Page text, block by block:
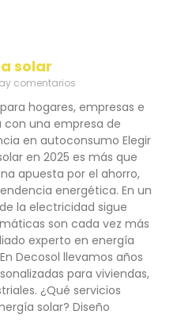
solar
comentarios
hogares, empresas e
una empresa de
en autoconsumo Elegir
en 2025 es más que
apuesta por el ahorro,
energética. En un
la electricidad sigue
son cada vez más
experto en energía
Decosol llevamos años
para viviendas,
¿Qué servicios
solar? Diseño